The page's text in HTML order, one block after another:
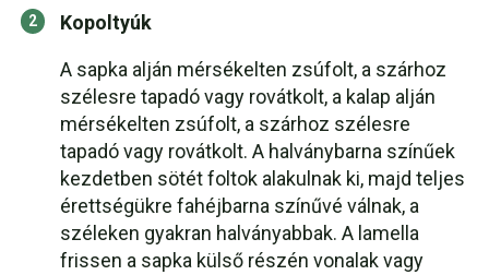
Kopoltyúk
A sapka alján mérsékelten zsúfolt, a szárhoz
szélesre tapadó vagy rovátkolt, a kalap alján
mérsékelten zsúfolt, a szárhoz szélesre
tapadó vagy rovátkolt. A halványbarna színűek
kezdetben sötét foltok alakulnak ki, majd teljes
érettségükre fahéjbarna színűvé válnak, a
széleken gyakran halványabbak. A lamella
frissen a sapka külső részén vonalak vagy